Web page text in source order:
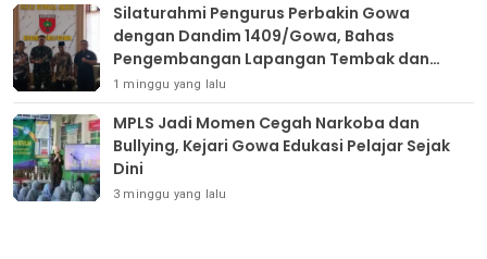
Silaturahmi Pengurus Perbakin Gowa
dengan Dandim 1409/Gowa, Bahas
Pengembangan Lapangan Tembak dan
Pembinaan Atlet
1 minggu yang lalu
MPLS Jadi Momen Cegah Narkoba dan
Bullying, Kejari Gowa Edukasi Pelajar Sejak
Dini
3 minggu yang lalu